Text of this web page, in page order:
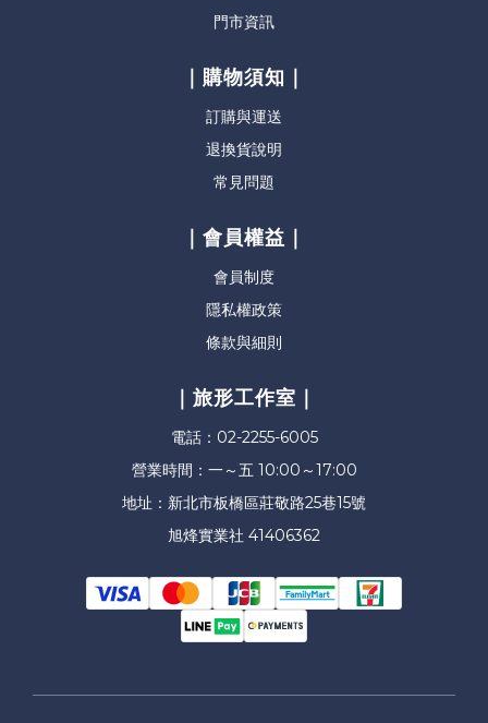
門市資訊
｜購物須知｜
訂購與運送
退換貨說明
常見問題
｜會員權益｜
會員制度
隱私權政策
條款與細則
｜旅形工作室｜
電話：02-2255-6005
營業時間：一～五 10:00～17:00
地址：新北市板橋區莊敬路25巷15號
旭烽實業社 41406362